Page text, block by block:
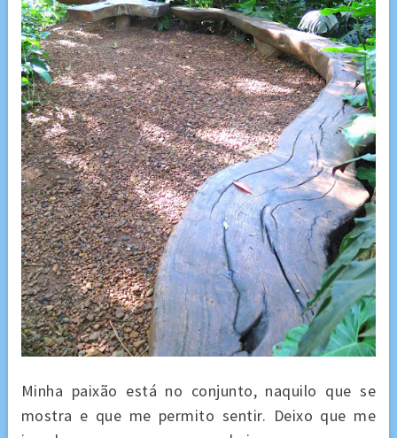
Minha paixão está no conjunto, naquilo que se
mostra e que me permito sentir. Deixo que me